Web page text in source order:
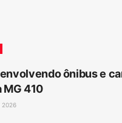
ônibus e
MG 410
2026